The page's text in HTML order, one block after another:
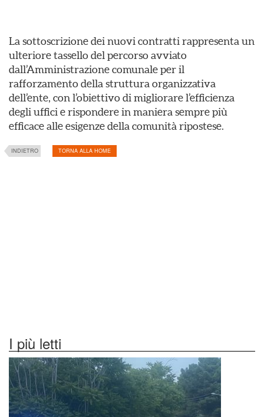
La sottoscrizione dei nuovi contratti rappresenta un
ulteriore tassello del percorso avviato
dall’Amministrazione comunale per il
rafforzamento della struttura organizzativa
dell’ente, con l’obiettivo di migliorare l’efficienza
degli uffici e rispondere in maniera sempre più
efficace alle esigenze della comunità ripostese.
INDIETRO TORNA ALLA HOME
I più letti